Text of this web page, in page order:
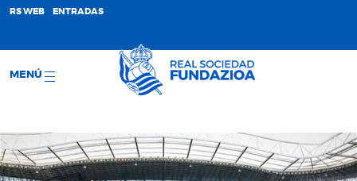
RS WEB ENTRADAS
MENÚ